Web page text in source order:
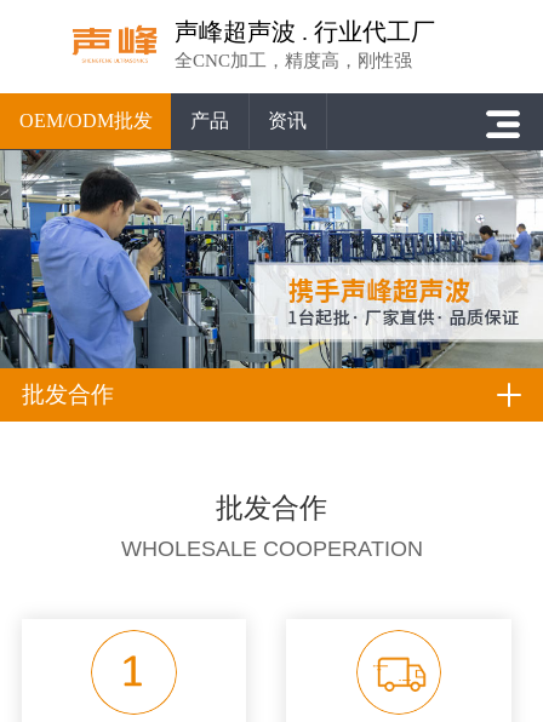
声峰超声波 . 行业代工厂
全CNC加工，精度高，刚性强
OEM/ODM批发 产品 资讯
批发合作
批发合作
WHOLESALE COOPERATION